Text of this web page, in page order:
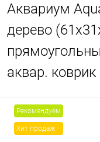
Аквариум
дерево
аквар. коврик
Рекомендуем
Хит продаж